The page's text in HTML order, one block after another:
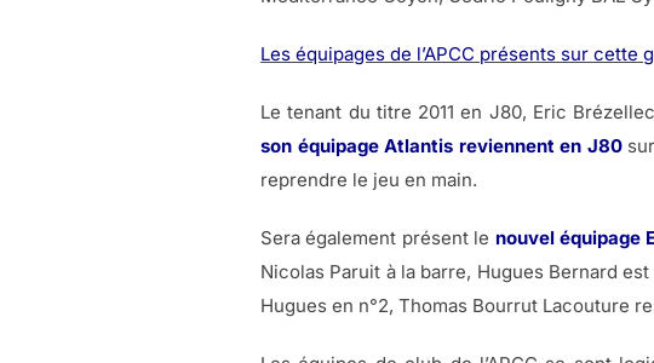
Les équipages de l’APCC présents sur cette
Le tenant du titre 2011 en J80, Eric
son équipage Atlantis reviennent en J80sur
reprendre le jeu en main.
Sera également présent le nouvel équipage
Nicolas Paruit à la barre, Hugues Bernard
Hugues en n°2, Thomas Bourrut Lacouture